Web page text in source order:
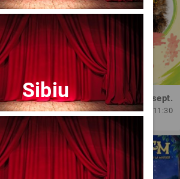
Dum, 13 sept.
11:30
Sibiu